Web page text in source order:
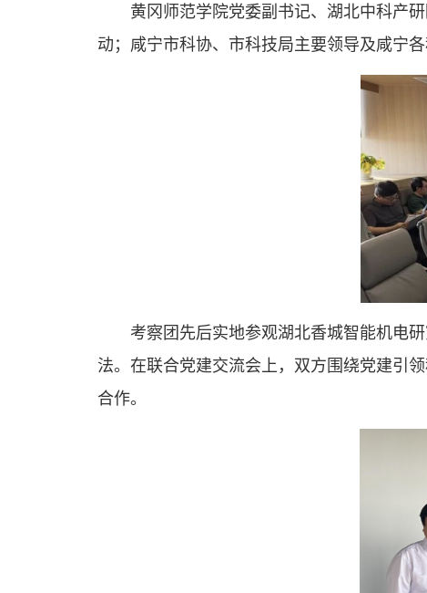
黄冈师范学院党委副书记、湖北中科产
动；咸宁市科协、市科技局主要领导及咸宁
考察团先后实地参观湖北香城智能机电
法。在联合党建交流会上，双方围绕党建引
合作。